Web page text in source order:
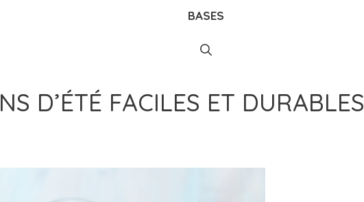
BASES
D’ÉTÉ FACILES ET DURABLES